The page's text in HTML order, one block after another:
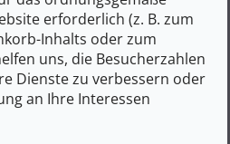
erforderlich (z. B. zum
Inhalts oder zum
uns, die Besucherzahlen
Dienste zu verbessern oder
an Ihre Interessen
auch andere Kategorien